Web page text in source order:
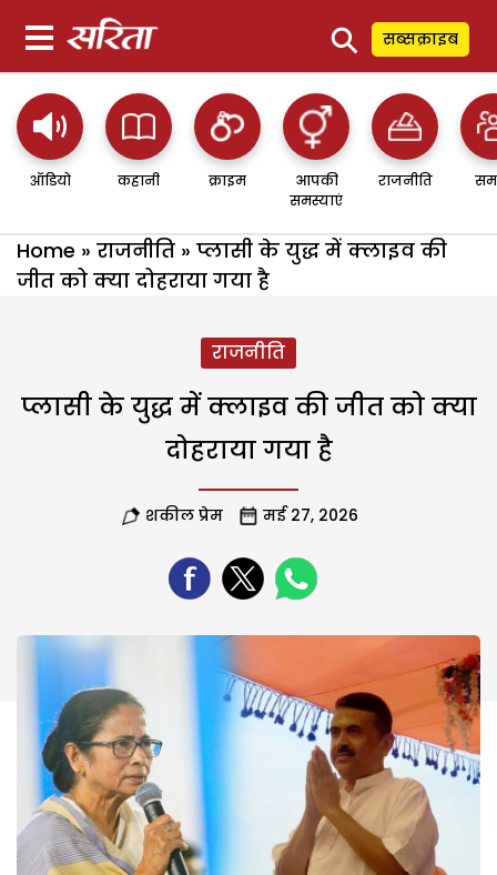
⚲ सब्सक्राइब
ऑडियो कहानी क्राइम
आपकी
समस्याएं
राजनीति
Home » राजनीति » प्लासी के युद्ध में क्लाइव की
जीत को क्या दोहराया गया है
राजनीति
प्लासी के युद्ध में क्लाइव की जीत को क्या
दोहराया गया है
शकील प्रेम मई 27, 2026